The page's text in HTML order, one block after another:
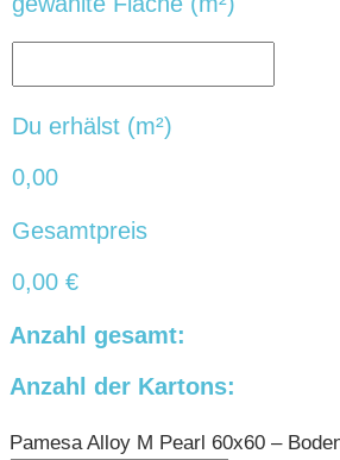
Du erhälst (m²)
0,00
Gesamtpreis
0,00 €
Anzahl gesamt:
Anzahl der Kartons:
Pamesa Alloy M Pearl 60x60 –